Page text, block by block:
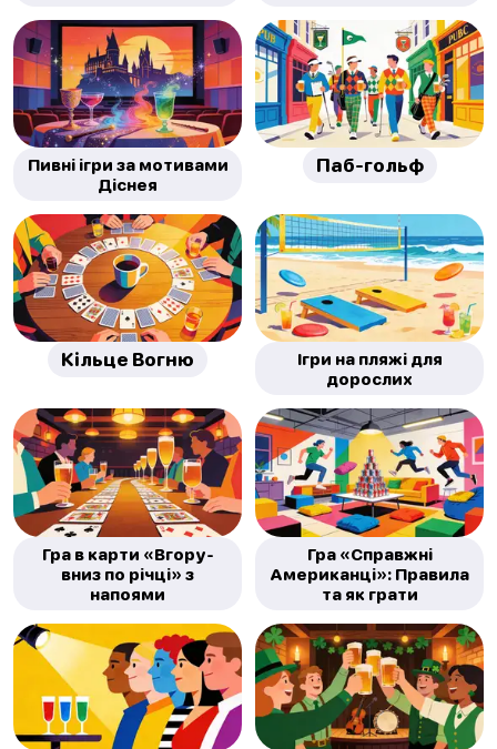
Пивні ігри за мотивами
Діснея
Паб-гольф
Кільце Вогню
Ігри на пляжі для
дорослих
Гра в карти «Вгору-
вниз по річці» з
напоями
Гра «Справжні
Американці»: Правила
та як грати